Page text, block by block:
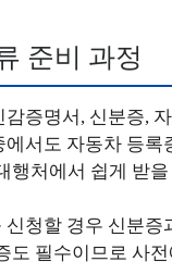
준비 과정
증명서, 신분증,
서도 자동차 등
행처에서 쉽게 받
청할 경우 신분
도 필수이므로 사